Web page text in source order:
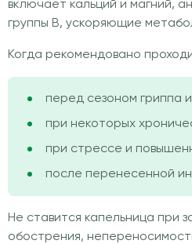
включает кальций и магний,
группы В, ускоряющие
Когда рекомендовано
перед сезоном гриппа
при некоторых
при стрессе и
после перенесенной
Не ставится капельница при
обострения,